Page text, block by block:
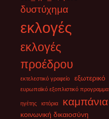
δυστύχημα
εκλογές
εκλογές
προέδρου
εκτελεστικό γραφείο εξωτερικό
ευρωπαϊκό εξοπλιστικό προγραμμα
ηγέτης ιστόρια καμπάνια
κοινωνική δικαιοσύνη